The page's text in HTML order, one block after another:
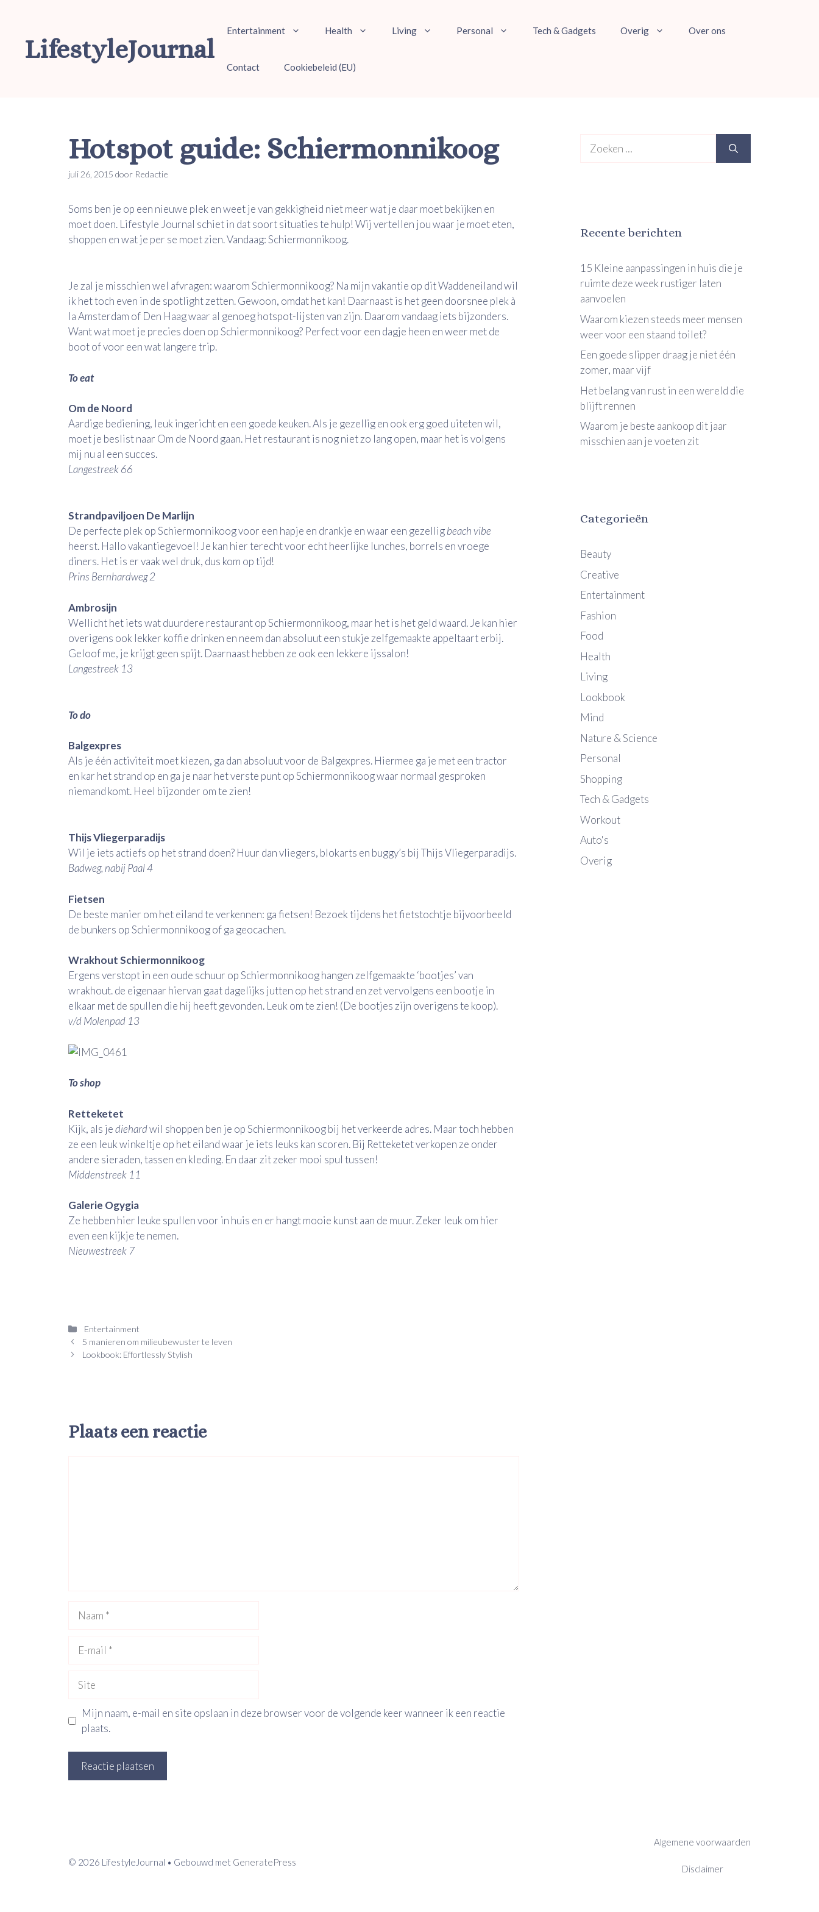
inhoudLifestyleJournal
Entertainment Health Living Personal Tech & Gadgets Overig Over ons
Contact Cookiebeleid (EU)
Hotspot guide: Schiermonnikoog
juli 26, 2015 door Redactie
Soms ben je op een nieuwe plek en weet je van gekkigheid niet meer wat je daar moet bekijken en
moet doen. Lifestyle Journal schiet in dat soort situaties te hulp! Wij vertellen jou waar je moet eten,
shoppen en wat je per se moet zien. Vandaag: Schiermonnikoog.
Je zal je misschien wel afvragen: waarom Schiermonnikoog? Na mijn vakantie op dit Waddeneiland wil
ik het toch even in de spotlight zetten. Gewoon, omdat het kan! Daarnaast is het geen doorsnee plek à
la Amsterdam of Den Haag waar al genoeg hotspot-lijsten van zijn. Daarom vandaag iets bijzonders.
Want wat moet je precies doen op Schiermonnikoog? Perfect voor een dagje heen en weer met de
boot of voor een wat langere trip.
To eat
Om de Noord
Aardige bediening, leuk ingericht en een goede keuken. Als je gezellig en ook erg goed uiteten wil,
moet je beslist naar Om de Noord gaan. Het restaurant is nog niet zo lang open, maar het is volgens
mij nu al een succes.
Langestreek 66
Strandpaviljoen De Marlijn
De perfecte plek op Schiermonnikoog voor een hapje en drankje en waar een gezelligbeach vibe
heerst. Hallo vakantiegevoel! Je kan hier terecht voor echt heerlijke lunches, borrels en vroege
diners. Het is er vaak wel druk, dus kom op tijd!
Prins Bernhardweg 2
Ambrosijn
Wellicht het iets wat duurdere restaurant op Schiermonnikoog, maar het is het geld waard. Je kan hier
overigens ook lekker koffie drinken en neem dan absoluut een stukje zelfgemaakte appeltaart erbij.
Geloof me, je krijgt geen spijt. Daarnaast hebben ze ook een lekkere ijssalon!
Langestreek 13
To do
Balgexpres
Als je één activiteit moet kiezen, ga dan absoluut voor de Balgexpres. Hiermee ga je met een tractor
en kar het strand op en ga je naar het verste punt op Schiermonnikoog waar normaal gesproken
niemand komt. Heel bijzonder om te zien!
Thijs Vliegerparadijs
Wil je iets actiefs op het strand doen? Huur dan vliegers, blokarts en buggy’s bij Thijs Vliegerparadijs.
Badweg, nabij Paal 4
Fietsen
De beste manier om het eiland te verkennen: ga fietsen! Bezoek tijdens het fietstochtje bijvoorbeeld
de bunkers op Schiermonnikoog of ga geocachen.
Wrakhout Schiermonnikoog
Ergens verstopt in een oude schuur op Schiermonnikoog hangen zelfgemaakte ‘bootjes’ van
wrakhout. de eigenaar hiervan gaat dagelijks jutten op het strand en zet vervolgens een bootje in
elkaar met de spullen die hij heeft gevonden. Leuk om te zien! (De bootjes zijn overigens te koop).
v/d Molenpad 13
To shop
Retteketet
Kijk, als jediehardwil shoppen ben je op Schiermonnikoog bij het verkeerde adres. Maar toch hebben
ze een leuk winkeltje op het eiland waar je iets leuks kan scoren. Bij Retteketet verkopen ze onder
andere sieraden, tassen en kleding. En daar zit zeker mooi spul tussen!
Middenstreek 11
Galerie Ogygia
Ze hebben hier leuke spullen voor in huis en er hangt mooie kunst aan de muur. Zeker leuk om hier
even een kijkje te nemen.
Nieuwestreek 7
Categorieën
Entertainment
5 manieren om milieubewuster te leven
Lookbook: Effortlessly Stylish
Plaats een reactie
mail
Mijn naam, e-mail en site opslaan in deze browser voor de volgende keer wanneer ik een reactie
plaats.
naar:
Recente berichten
15 Kleine aanpassingen in huis die je
ruimte deze week rustiger laten
aanvoelen
Waarom kiezen steeds meer mensen
weer voor een staand toilet?
Een goede slipper draag je niet één
zomer, maar vijf
Het belang van rust in een wereld die
blijft rennen
Waarom je beste aankoop dit jaar
misschien aan je voeten zit
Categorieën
Beauty
Creative
Entertainment
Fashion
Food
Health
Living
Lookbook
Mind
Nature & Science
Personal
Shopping
Tech & Gadgets
Workout
Auto's
Overig
Algemene voorwaarden
Disclaimer
© 2026 LifestyleJournal • Gebouwd met GeneratePress